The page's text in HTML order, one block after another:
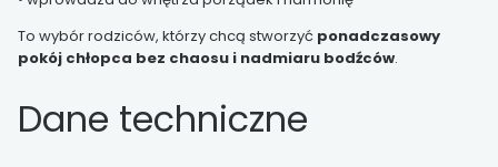
To wybór rodziców, którzy chcą stworzyć ponadczasowy
pokój chłopca bez chaosu i nadmiaru bodźców.
Dane techniczne